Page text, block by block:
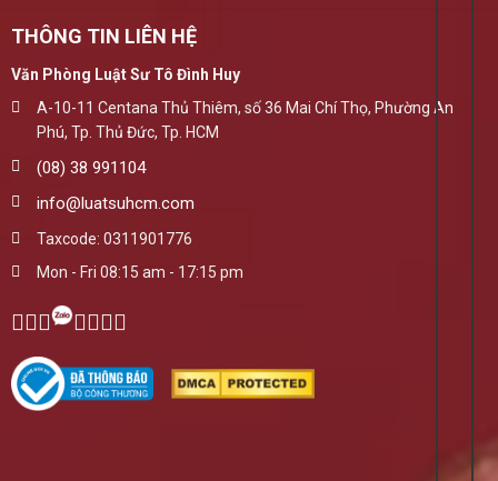
THÔNG TIN LIÊN HỆ
Văn Phòng Luật Sư Tô Đình Huy
A-10-11 Centana Thủ Thiêm, số 36 Mai Chí Thọ, Phường An
Phú, Tp. Thủ Đức, Tp. HCM
(08) 38 991104
info@luatsuhcm.com
Taxcode: 0311901776
Mon - Fri 08:15 am - 17:15 pm